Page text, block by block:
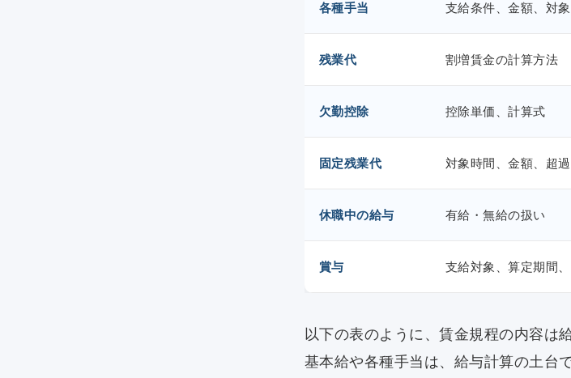
各種手当 支給条件、金額、対
残業代 割増賃金の計算方法
欠勤控除 控除単価、計算式
固定残業代 対象時間、金額、超
休職中の給与 有給・無給の扱い
賞与 支給対象、算定期間
以下の表のように、賃金規程の内容は
基本給や各種手当は、給与計算の土台